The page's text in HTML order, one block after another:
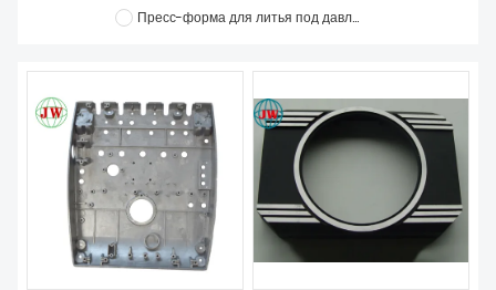
СВЯЖИТЕСЬ С НАМИ
О НАС
Пресс-форма для литья под давлением